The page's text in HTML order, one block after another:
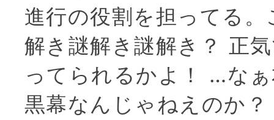
進行の役割を担ってる
解き謎解き謎解き？ 正
ってられるかよ！ …な
黒幕なんじゃねえのか